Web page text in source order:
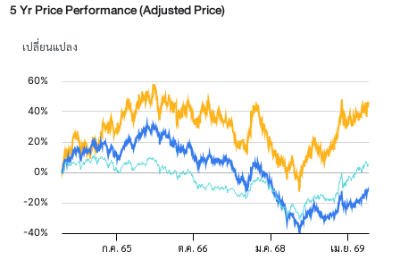
5 Yr Price Performance (Adjusted Price)
เปลี่ยนแปลง